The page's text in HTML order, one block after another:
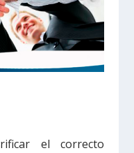
el correcto